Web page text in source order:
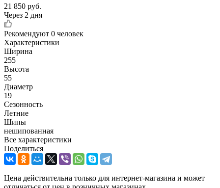
21 850 руб.
Через 2 дня
Рекомендуют 0 человек
Характеристики
Ширина
255
Высота
55
Диаметр
19
Сезонность
Летние
Шипы
нешипованная
Все характеристики
Поделиться
Цена действительна только для интернет-магазина и может